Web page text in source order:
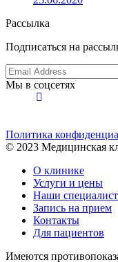
Рассылка
Подписаться на
Мы в соцсетях
Политика
© 2023 Медицинская
О клинике
Услуги и цены
Наши
Запись на прием
Контакты
Для пациентов
Имеются